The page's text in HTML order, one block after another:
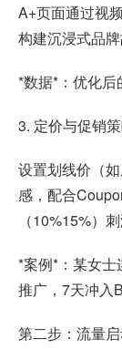
A+页面通过视
构建沉浸式品牌
*数据*：优化后
3. 定价与促销
设置划线价（
感，配合
（10%15%）刺
*案例*：某女
推广，7天冲入
第二步：流量